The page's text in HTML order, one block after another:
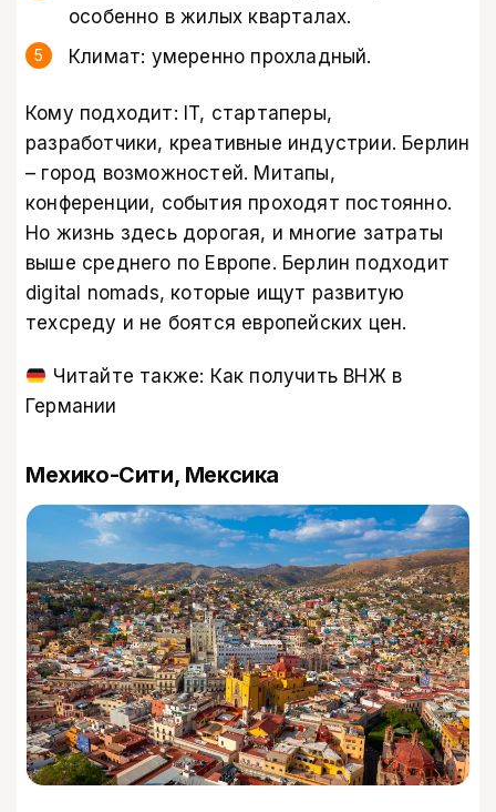
особенно в жилых кварталах.
Климат: умеренно прохладный.
Кому подходит: IT, стартаперы,
разработчики, креативные индустрии. Берлин
– город возможностей. Митапы,
конференции, события проходят постоянно.
Но жизнь здесь дорогая, и многие затраты
выше среднего по Европе. Берлин подходит
digital nomads, которые ищут развитую
техсреду и не боятся европейских цен.
Читайте также: Как получить ВНЖ в
Германии
Мехико-Сити, Мексика